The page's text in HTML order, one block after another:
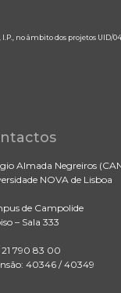
no âmbito dos projetos UID/
Almada Negreiros
NOVA de Lisboa
de Campolide
– Sala 333
21 790 83 00
40346 / 40349